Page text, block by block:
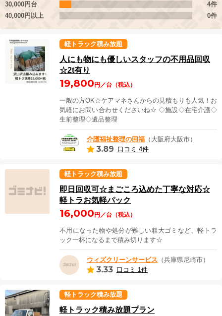
30,000円台
4件
40,000円以上
0件
軽トラック積み放題
人にも物にも優しいスタッフの不用品回収
☆2t有り
19,800 円／台（税込）
一般の方OK☆ケアマネさんからの見積もりも人気！お
気軽にお問い合わせくださいね☆ ◇施設◇在宅介護◇
生前整理◇遺品整理
介護福祉整理の回福 （大阪府大阪市）
3.89 口コミ 4件
軽トラック積み放題
即日回収可☆まごころ込めた丁寧な対応☆
軽トラお気軽パック
16,000 円／台（税込）
不用になった物や処分が難しい粗大ゴミなど、軽トラ
ック一杯になるまで積み切ります☆
ウィズクリーンサービス （兵庫県尼崎市）
3.33 口コミ 1件
軽トラック積み放題
軽トラック積み放題プラン